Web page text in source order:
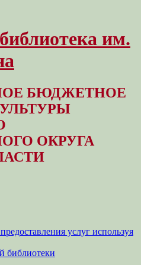
им.
БЮДЖЕТНОЕ
ОКРУГА
услуг используя
библиотеки